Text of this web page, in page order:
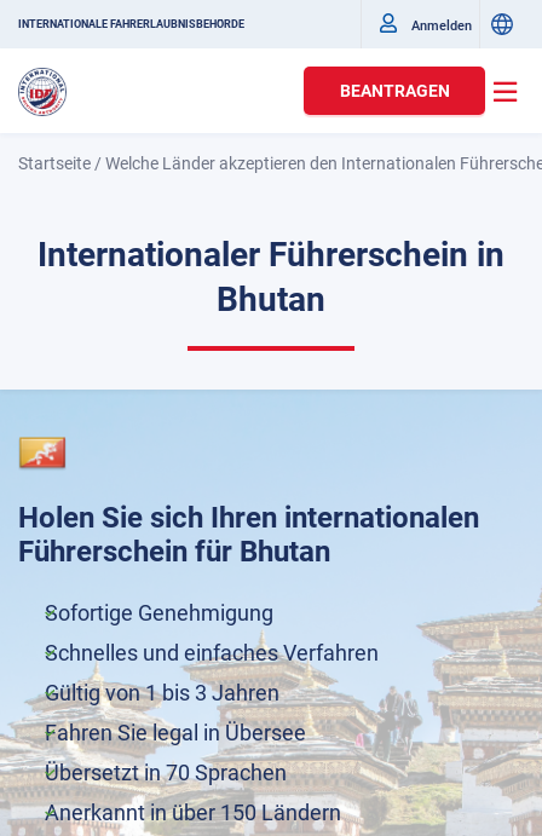
INTERNATIONALE FAHRERLAUBNISBEHÖRDE Anmelden
BEANTRAGEN
Startseite /Welche Länder akzeptieren den Internationalen
Internationaler Führerschein in
Bhutan
Holen Sie sich Ihren internationalen
Führerschein für Bhutan
Sofortige Genehmigung
Schnelles und einfaches Verfahren
Gültig von 1 bis 3 Jahren
Fahren Sie legal in Übersee
Übersetzt in 70 Sprachen
Anerkannt in über 150 Ländern